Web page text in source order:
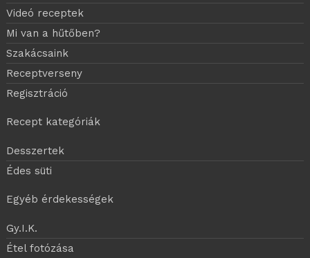
Videó receptek
Mi van a hűtőben?
Szakácsaink
Receptverseny
Regisztráció
Recept kategóriák
Desszertek
Édes süti
Egyéb érdekességek
Gy.I.K.
Étel fotózása